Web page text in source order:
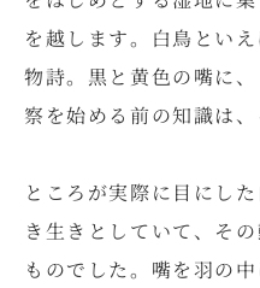
を越します。白鳥とい
物詩。黒と黄色の嘴に
察を始める前の知識は
ところが実際に目にし
き生きとしていて、そ
ものでした。嘴を羽の